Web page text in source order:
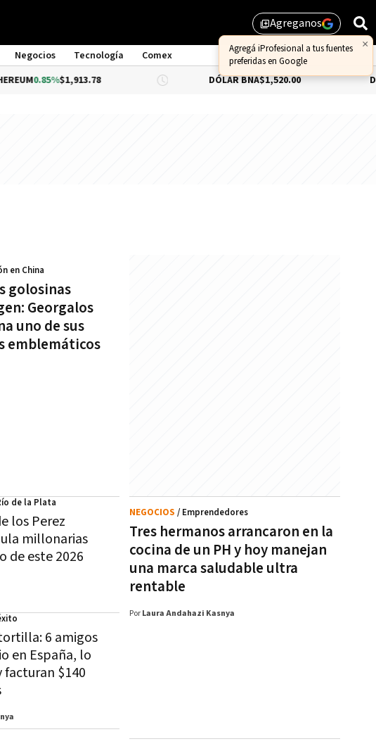
library_addAgreganos
×
Agregá iProfesional a tus fuentes
preferidas en Google
Negocios Tecnología
Comex
0.85%$1,913.78 DÓLAR BNA$1,520.00
golosinas
Georgalos
uno de sus
emblemáticos
en China
los Perez
millonarias
de este 2026
de la Plata
6 amigos
en España, lo
facturan $140
Tres hermanos arrancaron en la
cocina de un PH y hoy manejan
una marca saludable ultra
rentable
NEGOCIOS / Emprendedores
Por Laura Andahazi Kasnya